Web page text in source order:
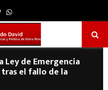
TwitterWhatsapp
Ley de Emergencia
el fallo de la